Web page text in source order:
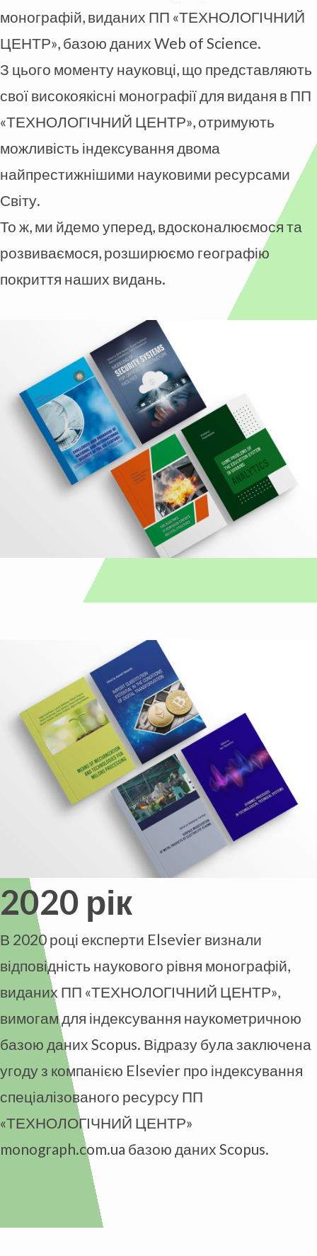
монографій, виданих ПП «ТЕХНОЛОГІЧНИЙ
ЦЕНТР», базою даних Web of Science.
З цього моменту науковці, що представляють
свої високоякісні монографії для виданя в ПП
«ТЕХНОЛОГІЧНИЙ ЦЕНТР», отримують
можливість індексування двома
найпрестижнішими науковими ресурсами
Світу.
То ж, ми йдемо уперед, вдосконалюємося та
розвиваємося, розширюємо географію
покриття наших видань.
2020 рік
В 2020 році експерти Elsevier визнали
відповідність наукового рівня монографій,
виданих ПП «ТЕХНОЛОГІЧНИЙ ЦЕНТР»,
вимогам для індексування наукометричною
базою даних Scopus. Відразу була заключена
угоду з компанією Elsevier про індексування
спеціалізованого ресурсу ПП
«ТЕХНОЛОГІЧНИЙ ЦЕНТР»
monograph.com.ua базою даних Scopus.